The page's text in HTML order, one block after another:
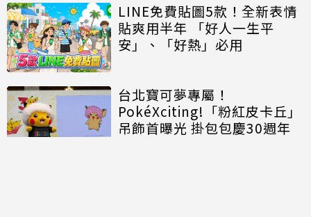
LINE免費貼圖5款！全新表情
貼爽用半年 「好人一生平
安」、「好熱」必用
台北寶可夢專屬！
PokéXciting!「粉紅皮卡丘」
吊飾首曝光 掛包包慶30週年